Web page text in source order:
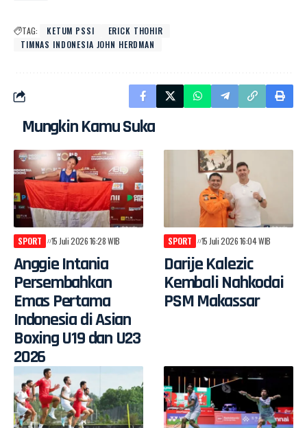
TAG: KETUM PSSI
ERICK THOHIR
TIMNAS INDONESIA JOHN HERDMAN
Mungkin Kamu Suka
SPORT 15 Juli 2026 16:28 WIB
Anggie Intania
Persembahkan
Emas Pertama
Indonesia di Asian
Boxing U19 dan U23
2026
SPORT 15 Juli 2026 16:04 WIB
Darije Kalezic
Kembali Nahkodai
PSM Makassar